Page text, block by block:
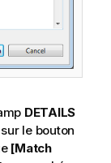
DETAILS
le bouton
[Match